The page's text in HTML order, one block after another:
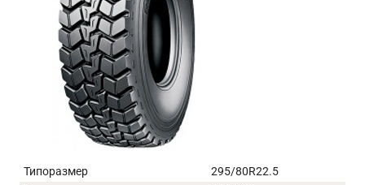
Типоразмер
295/80R22.5